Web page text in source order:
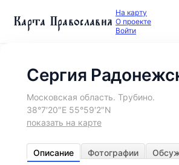
Карта Православия На карту
О проекте
Войти
Сергия
Московская область. Трубино.
38°7′20″E 55°59′2″N
показать на карте
Описание Фотографии